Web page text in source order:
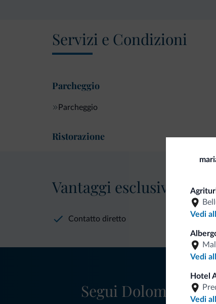
Servizi e Condizioni
Parcheggio
Parcheggio
Ristorazione
Vedi
Vedi
Hotel
Vedi
Vantaggi esclusivi
Contatto diretto
Segui Dolomiti.it